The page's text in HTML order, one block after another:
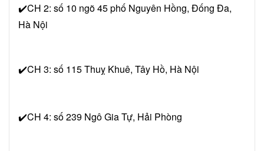
✔️CH 2: số 10 ngõ 45 phố Nguyên Hồng, Đống Đa,
Hà Nội
✔️CH 3: số 115 Thuỵ Khuê, Tây Hồ, Hà Nội
✔️CH 4: số 239 Ngô Gia Tự, Hải Phòng